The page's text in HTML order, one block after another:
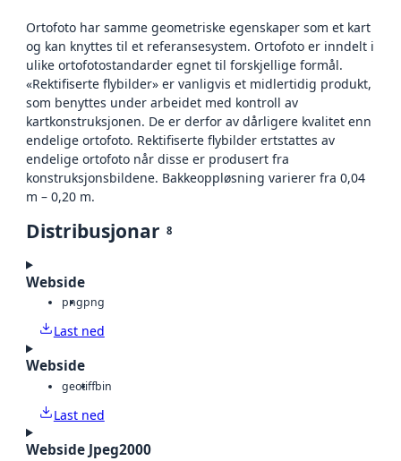
Ortofoto har samme geometriske egenskaper som et kart
og kan knyttes til et referansesystem. Ortofoto er inndelt i
ulike ortofotostandarder egnet til forskjellige formål.
«Rektifiserte flybilder» er vanligvis et midlertidig produkt,
som benyttes under arbeidet med kontroll av
kartkonstruksjonen. De er derfor av dårligere kvalitet enn
endelige ortofoto. Rektifiserte flybilder ertstattes av
endelige ortofoto når disse er produsert fra
konstruksjonsbildene. Bakkeoppløsning varierer fra 0,04
m – 0,20 m.
Distribusjonar 8
Webside
pngpng
Last ned
Webside
geotiffbin
Last ned
Webside Jpeg2000